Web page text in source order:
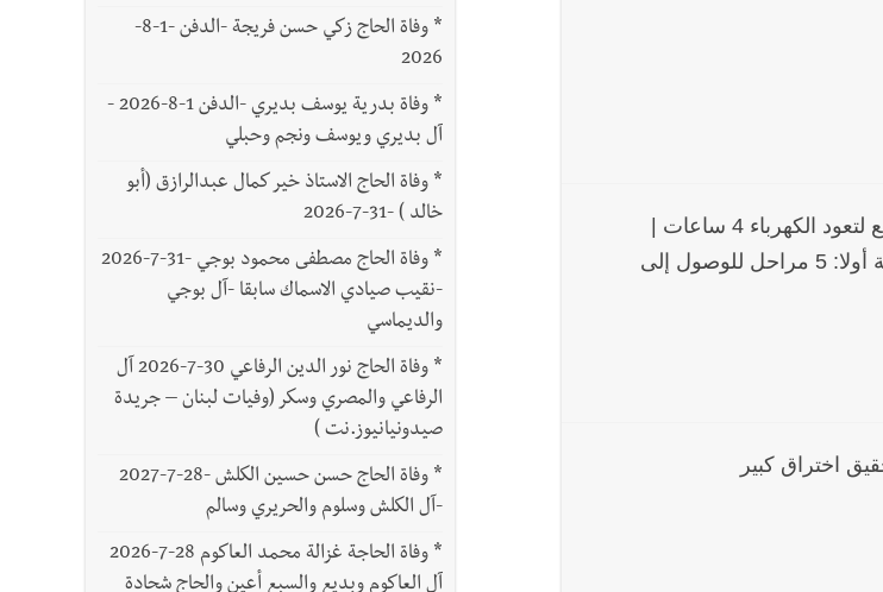
الأخبار: صيبة عين؟ : أسابيع لتعود الكهرباء 4 ساعات |
إلى
اختراق كبير
*
وفاة الحاج زكي حسن فريجة -الدفن -1-8-
2026
*
وفاة بدرية يوسف بديري -الدفن 1-8-2026 -
آل بديري ويوسف ونجم وحبلي
* وفاة الحاج الاستاذ خير كمال عبدالرازق (أبو
خالد ) -31-7-2026
*
وفاة الحاج مصطفى محمود بوجي -31-7-2026
-نقيب صيادي الاسماك سابقا -آل بوجي
والديماسي
*
وفاة الحاج نور الدين الرفاعي 30-7-2026 آل
الرفاعي والمصري وسكر (وفيات لبنان – جريدة
صيدونيانيوز.نت )
*
وفاة الحاج حسن حسين الكلش -28-7-2027
-آل الكلش وسلوم والحريري وسالم
*
وفاة الحاجة غزالة محمد العاكوم 28-7-2026
آل العاكوم وبديع والسبع أعين والحاج شحادة